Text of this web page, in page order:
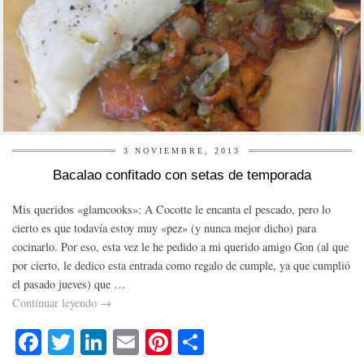
3 NOVIEMBRE, 2013
Bacalao confitado con setas de temporada
Mis queridos «glamcooks»: A Cocotte le encanta el pescado, pero lo
cierto es que todavía estoy muy «pez» (y nunca mejor dicho) para
cocinarlo. Por eso, esta vez le he pedido a mi querido amigo Gon (al que
por cierto, le dedico esta entrada como regalo de cumple, ya que cumplió
el pasado jueves) que …
Continuar leyendo →
Fa T Li E Pi